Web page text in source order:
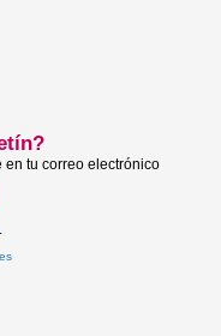
en tu correo electrónico
.